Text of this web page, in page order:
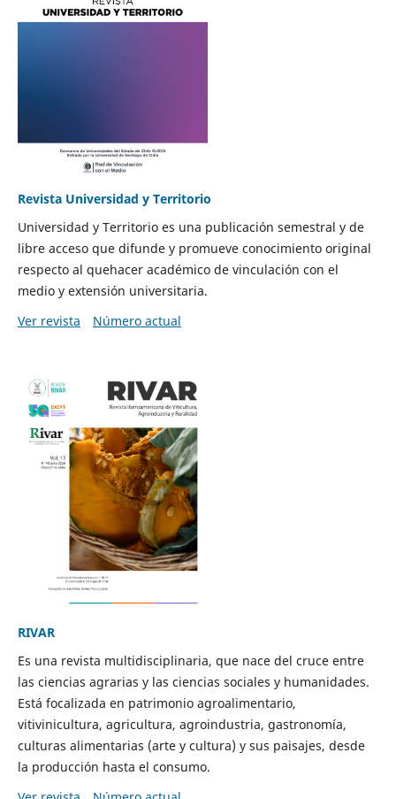
Revista Universidad y Territorio
Universidad y Territorio es una publicación semestral y de
libre acceso que difunde y promueve conocimiento original
respecto al quehacer académico de vinculación con el
medio y extensión universitaria.
Ver revista
Número actual
RIVAR
Es una revista multidisciplinaria, que nace del cruce entre
las ciencias agrarias y las ciencias sociales y humanidades.
Está focalizada en patrimonio agroalimentario,
vitivinicultura, agricultura, agroindustria, gastronomía,
culturas alimentarias (arte y cultura) y sus paisajes, desde
la producción hasta el consumo.